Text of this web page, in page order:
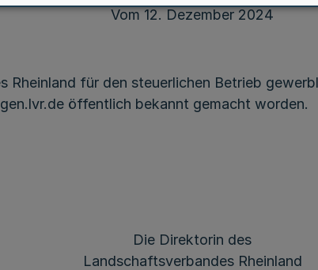
Vom 12. Dezember 2024
Rheinland für den steuerlichen Betrieb
öffentlich bekannt gemacht worden.
Die Direktorin des
Landschaftsverbandes Rheinland